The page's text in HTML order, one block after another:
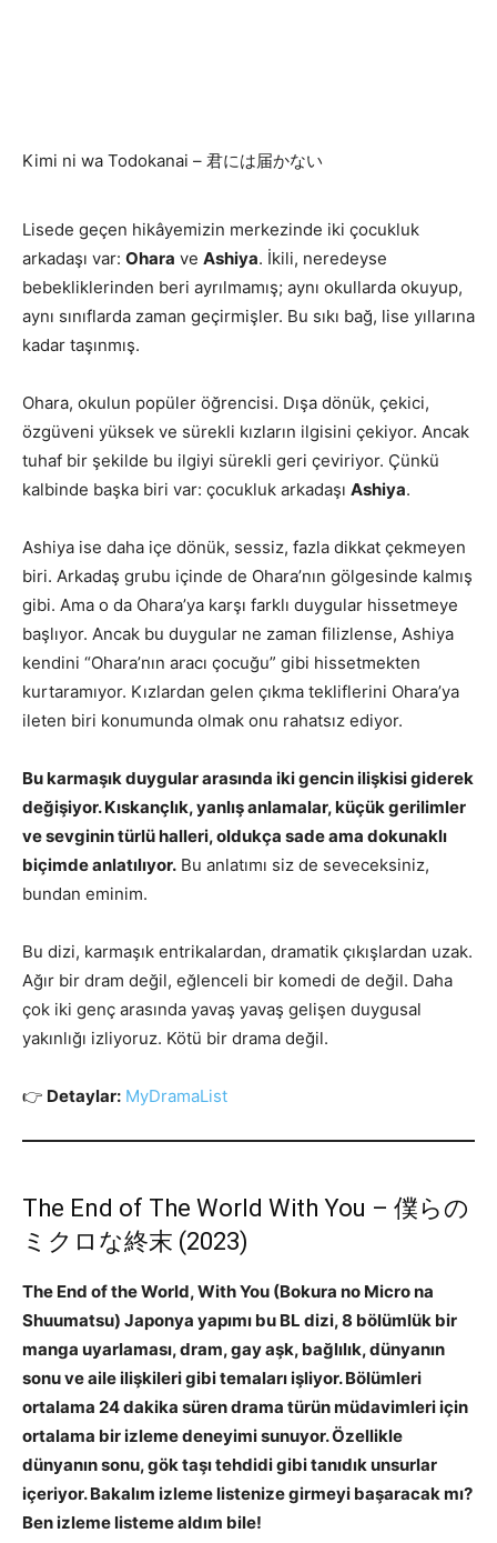
Kimi ni wa Todokanai – 君には届かない
Lisede geçen hikâyemizin merkezinde iki çocukluk
arkadaşı var: Ohara ve Ashiya. İkili, neredeyse
bebekliklerinden beri ayrılmamış; aynı okullarda okuyup,
aynı sınıflarda zaman geçirmişler. Bu sıkı bağ, lise yıllarına
kadar taşınmış.
Ohara, okulun popüler öğrencisi. Dışa dönük, çekici,
özgüveni yüksek ve sürekli kızların ilgisini çekiyor. Ancak
tuhaf bir şekilde bu ilgiyi sürekli geri çeviriyor. Çünkü
kalbinde başka biri var: çocukluk arkadaşı Ashiya.
Ashiya ise daha içe dönük, sessiz, fazla dikkat çekmeyen
biri. Arkadaş grubu içinde de Ohara’nın gölgesinde kalmış
gibi. Ama o da Ohara’ya karşı farklı duygular hissetmeye
başlıyor. Ancak bu duygular ne zaman filizlense, Ashiya
kendini “Ohara’nın aracı çocuğu” gibi hissetmekten
kurtaramıyor. Kızlardan gelen çıkma tekliflerini Ohara’ya
ileten biri konumunda olmak onu rahatsız ediyor.
Bu karmaşık duygular arasında iki gencin ilişkisi giderek
değişiyor. Kıskançlık, yanlış anlamalar, küçük gerilimler
ve sevginin türlü halleri, oldukça sade ama dokunaklı
biçimde anlatılıyor. Bu anlatımı siz de seveceksiniz,
bundan eminim.
Bu dizi, karmaşık entrikalardan, dramatik çıkışlardan uzak.
Ağır bir dram değil, eğlenceli bir komedi de değil. Daha
çok iki genç arasında yavaş yavaş gelişen duygusal
yakınlığı izliyoruz. Kötü bir drama değil.
👉 Detaylar: MyDramaList
The End of The World With You – 僕らの
ミクロな終末 (2023)
The End of the World, With You (Bokura no Micro na
Shuumatsu) Japonya yapımı bu BL dizi, 8 bölümlük bir
manga uyarlaması, dram, gay aşk, bağlılık, dünyanın
sonu ve aile ilişkileri gibi temaları işliyor. Bölümleri
ortalama 24 dakika süren drama türün müdavimleri için
ortalama bir izleme deneyimi sunuyor. Özellikle
dünyanın sonu, gök taşı tehdidi gibi tanıdık unsurlar
içeriyor. Bakalım izleme listenize girmeyi başaracak mı?
Ben izleme listeme aldım bile!